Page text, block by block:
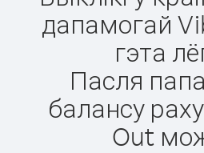
дапамогай
гэта
Пасля
балансу
Out